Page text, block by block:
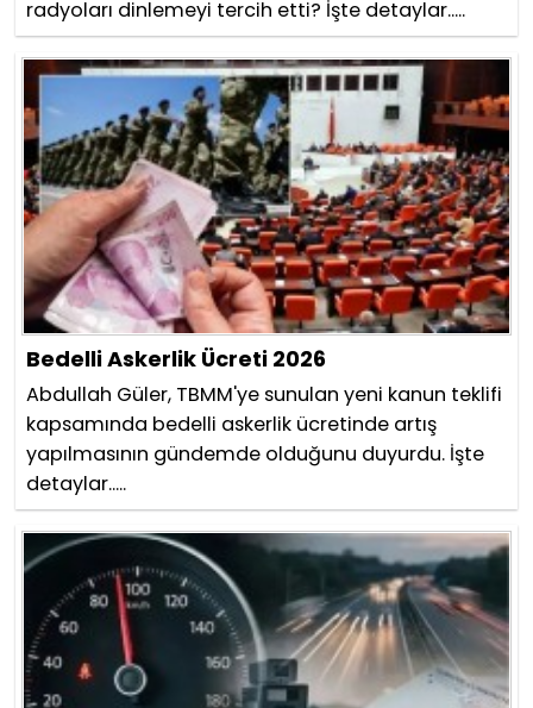
radyoları dinlemeyi tercih etti? İşte detaylar.....
Bedelli Askerlik Ücreti 2026
Abdullah Güler, TBMM'ye sunulan yeni kanun teklifi
kapsamında bedelli askerlik ücretinde artış
yapılmasının gündemde olduğunu duyurdu. İşte
detaylar.....